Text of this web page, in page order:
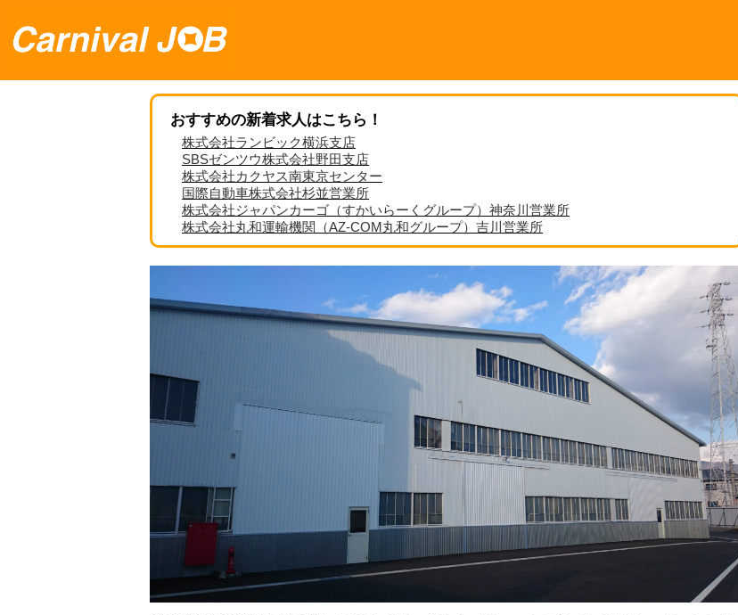
おすすめの新着求人はこちら！
株式会社ランビック横浜支店
SBSゼンツウ株式会社野田支店
株式会社カクヤス南東京センター
国際自動車株式会社杉並営業所
株式会社ジャパンカーゴ（すかいらーくグループ）神奈川営業所
株式会社丸和運輸機関（AZ-COM丸和グループ）吉川営業所